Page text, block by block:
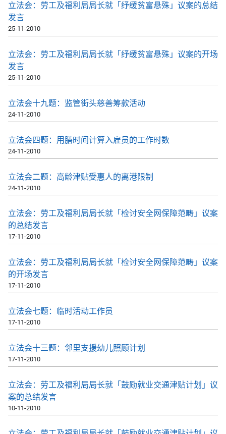
立法会：劳工及福利局局长就「纾缓贫富悬殊」议案的总结
发言
25-11-2010
立法会：劳工及福利局局长就「纾缓贫富悬殊」议案的开场
发言
25-11-2010
立法会十九题：监管街头慈善筹款活动
24-11-2010
立法会四题：用膳时间计算入雇员的工作时数
24-11-2010
立法会二题：高龄津贴受惠人的离港限制
24-11-2010
立法会：劳工及福利局局长就「检讨安全网保障范畴」议案
的总结发言
17-11-2010
立法会：劳工及福利局局长就「检讨安全网保障范畴」议案
的开场发言
17-11-2010
立法会七题：临时活动工作员
17-11-2010
立法会十三题：邻里支援幼儿照顾计划
17-11-2010
立法会：劳工及福利局局长就「鼓励就业交通津贴计划」议
案的总结发言
10-11-2010